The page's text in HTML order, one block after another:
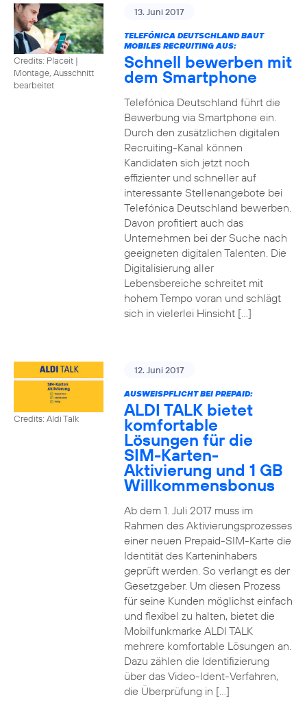
Credits: Placeit |
Montage, Ausschnitt
bearbeitet
13. Juni 2017
TELEFÓNICA DEUTSCHLAND BAUT
MOBILES RECRUITING AUS:
Schnell bewerben mit
dem Smartphone
Telefónica Deutschland führt die
Bewerbung via Smartphone ein.
Durch den zusätzlichen digitalen
Recruiting-Kanal können
Kandidaten sich jetzt noch
effizienter und schneller auf
interessante Stellenangebote bei
Telefónica Deutschland bewerben.
Davon profitiert auch das
Unternehmen bei der Suche nach
geeigneten digitalen Talenten. Die
Digitalisierung aller
Lebensbereiche schreitet mit
hohem Tempo voran und schlägt
sich in vielerlei Hinsicht […]
Credits: Aldi Talk
12. Juni 2017
AUSWEISPFLICHT BEI PREPAID:
ALDI TALK bietet
komfortable
Lösungen für die
SIM-Karten-
Aktivierung und 1 GB
Willkommensbonus
Ab dem 1. Juli 2017 muss im
Rahmen des Aktivierungsprozesses
einer neuen Prepaid-SIM-Karte die
Identität des Karteninhabers
geprüft werden. So verlangt es der
Gesetzgeber. Um diesen Prozess
für seine Kunden möglichst einfach
und flexibel zu halten, bietet die
Mobilfunkmarke ALDI TALK
mehrere komfortable Lösungen an.
Dazu zählen die Identifizierung
über das Video-Ident-Verfahren,
die Überprüfung in […]